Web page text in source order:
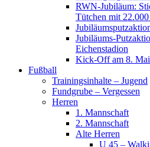
RWN-Jubiläum:
Tütchen mit
Jubiläums-
Eichenstadion
Kick-Off am 8.
Fußball
Trainingsinhalte – Jugend
Fundgrube – Vergessen
Herren
1. Mannschaft
2. Mannschaft
Alte Herren
U 45 –